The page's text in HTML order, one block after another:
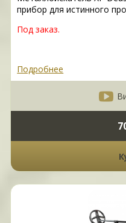
прибор для истинного
Под заказ.
Подробнее